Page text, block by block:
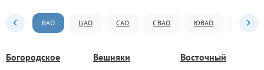
ВАО ЦАО САО СВАО ЮВАО ЮАО
Богородское Вешняки
Восточный